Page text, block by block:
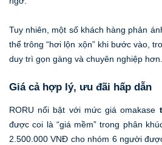
Tuy nhiên, một số khách hàng phản
thể trông “hơi lộn xộn” khi bước vào,
duy trì gọn gàng và chuyên nghiệp hơn.
Giá cả hợp lý, ưu đãi hấp dẫn
RORU nổi bật với mức giá omakase
được coi là “giá mềm” trong phân
2.500.000 VNĐ cho nhóm 6 người